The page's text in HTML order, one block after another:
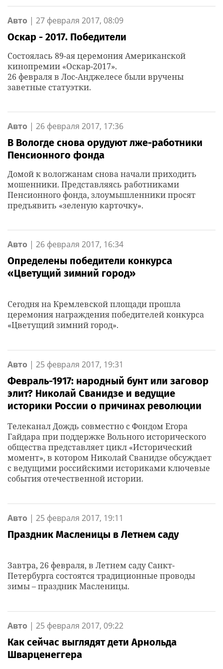
Авто | 27 февраля 2017, 08:09
Оскар - 2017. Победители
Состоялась 89-ая церемония Американской
кинопремии «Оскар-2017».
26 февраля в Лос-Анджелесе были вручены
заветные статуэтки.
Авто | 26 февраля 2017, 17:36
В Вологде снова орудуют лже-работники
Пенсионного фонда
Домой к вологжанам снова начали приходить
мошенники. Представляясь работниками
Пенсионного фонда, злоумышленники просят
предъявить «зеленую карточку».
Авто | 26 февраля 2017, 16:34
Определены победители конкурса
«Цветущий зимний город»
Сегодня на Кремлевской площади прошла
церемония награждения победителей конкурса
«Цветущий зимний город».
Авто | 25 февраля 2017, 19:31
Февраль-1917: народный бунт или заговор
элит? Николай Сванидзе и ведущие
историки России о причинах революции
Телеканал Дождь совместно с Фондом Егора
Гайдара при поддержке Вольного исторического
общества представляет цикл «Исторический
момент», в котором Николай Сванидзе обсуждает
с ведущими российскими историками ключевые
события отечественной истории.
Авто | 25 февраля 2017, 19:11
Праздник Масленицы в Летнем саду
Завтра, 26 февраля, в Летнем саду Санкт-
Петербурга состоятся традиционные проводы
зимы – праздник Масленицы.
Авто | 25 февраля 2017, 09:22
Как сейчас выглядят дети Арнольда
Шварценеггера